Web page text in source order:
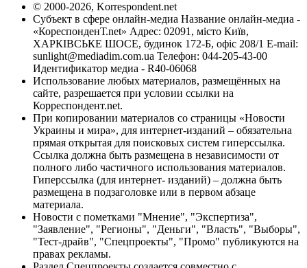
© 2000-2026, Korrespondent.net
Субъект в сфере онлайн-медиа Название онлайн-медиа -
«КореспонденТ.net» Адрес: 02091, місто Київ,
ХАРКІВСЬКЕ ШОСЕ, будинок 172-Б, офіс 208/1 E-mail:
sunlight@mediadim.com.ua Телефон: 044-205-43-00
Идентификатор медиа - R40-06068
Использование любых материалов, размещённых на
сайте, разрешается при условии ссылки на
Корреспондент.net.
При копировании материалов со страницы «Новости
Украины и мира», для интернет-изданий – обязательна
прямая открытая для поисковых систем гиперссылка.
Ссылка должна быть размещена в независимости от
полного либо частичного использования материалов.
Гиперссылка (для интернет- изданий) – должна быть
размещена в подзаголовке или в первом абзаце
материала.
Новости с пометками "Мнение", "Экспертиза",
"Заявление", "Регионы", "Деньги", "Власть", "Выборы",
"Тест-драйв", "Спецпроекты", "Промо" публикуются на
правах рекламы.